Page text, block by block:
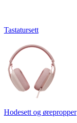
Tastatursett
Hodesett og ørepropper